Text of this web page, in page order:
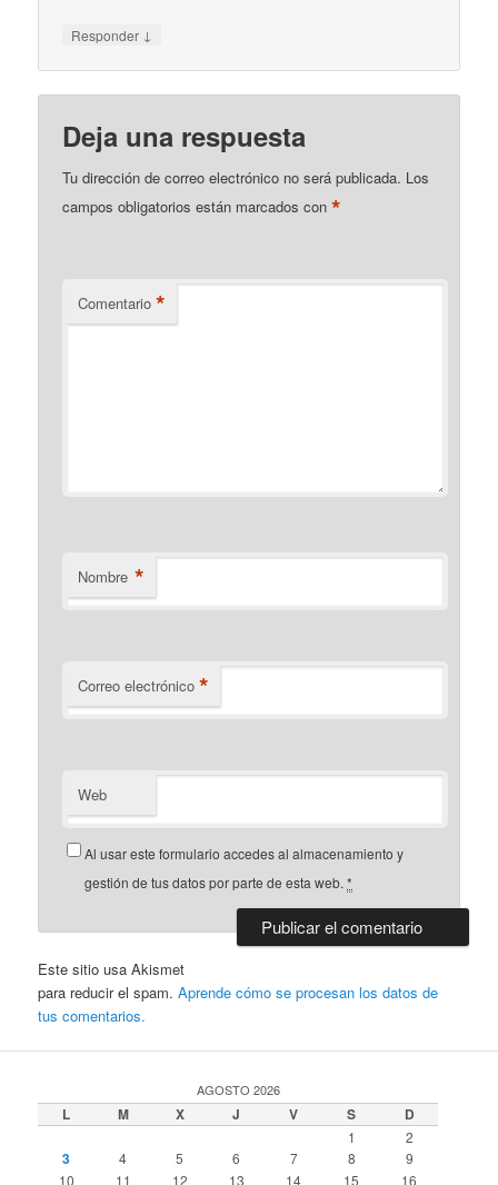
Responder ↓
Deja una respuesta
Tu dirección de correo electrónico no será publicada. Los
campos obligatorios están marcados con*
Comentario *
Nombre *
Correo electrónico *
Web
Al usar este formulario accedes al almacenamiento y
gestión de tus datos por parte de esta web.*
Este sitio usa Akismet
para reducir el spam.Aprende cómo se procesan los datos de
tus comentarios.
AGOSTO 2026
L M X J V S D
1 2
3 4 5 6 7 8
9
10
11 12 13 14 15 16